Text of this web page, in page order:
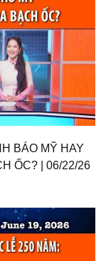
BÁO MỸ HAY
ỐC? | 06/22/26